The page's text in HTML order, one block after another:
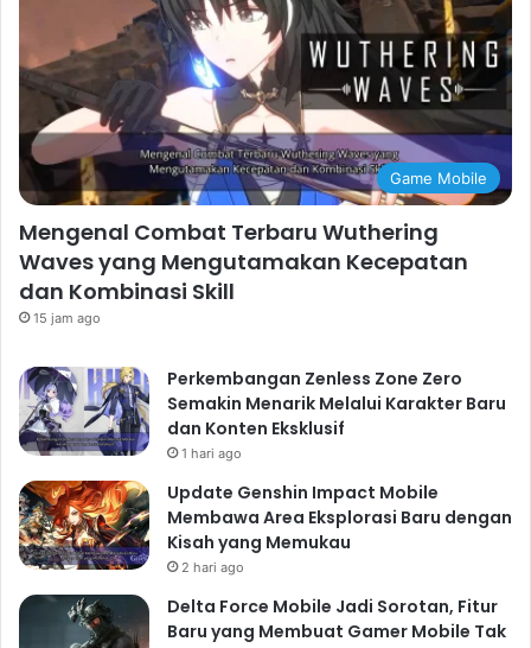
Game Mobile
Mengenal Combat Terbaru Wuthering
Waves yang Mengutamakan Kecepatan
dan Kombinasi Skill
15 jam ago
Perkembangan Zenless Zone Zero
Semakin Menarik Melalui Karakter Baru
dan Konten Eksklusif
1 hari ago
Update Genshin Impact Mobile
Membawa Area Eksplorasi Baru dengan
Kisah yang Memukau
2 hari ago
Delta Force Mobile Jadi Sorotan, Fitur
Baru yang Membuat Gamer Mobile Tak